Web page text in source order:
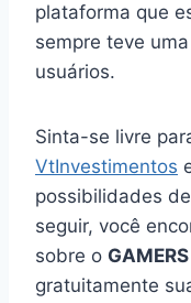
plataforma que
sempre teve
usuários.
Sinta-se livre
VtInvestimentos
possibilidades
seguir, você
sobre o
gratuitamente